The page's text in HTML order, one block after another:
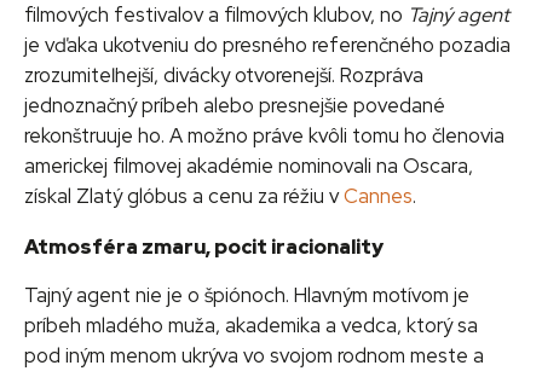
filmových festivalov a filmových klubov, no Tajný agent
je vďaka ukotveniu do presného referenčného pozadia
zrozumiteľnejší, divácky otvorenejší. Rozpráva
jednoznačný príbeh alebo presnejšie povedané
rekonštruuje ho. A možno práve kvôli tomu ho členovia
americkej filmovej akadémie nominovali na Oscara,
získal Zlatý glóbus a cenu za réžiu vCannes.
Atmosféra zmaru, pocit iracionality
Tajný agent nie je o špiónoch. Hlavným motívom je
príbeh mladého muža, akademika a vedca, ktorý sa
pod iným menom ukrýva vo svojom rodnom meste a